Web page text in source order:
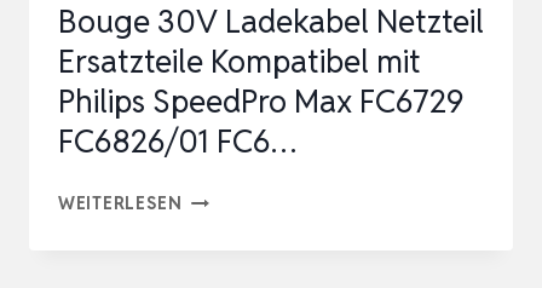
Bouge 30V Ladekabel Netzteil
Ersatzteile Kompatibel mit
Philips SpeedPro Max FC6729
FC6826/01 FC6…
WEITERLESEN BOUGE